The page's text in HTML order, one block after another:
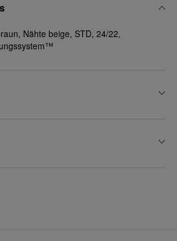
Nähte beige, STD, 24/22,